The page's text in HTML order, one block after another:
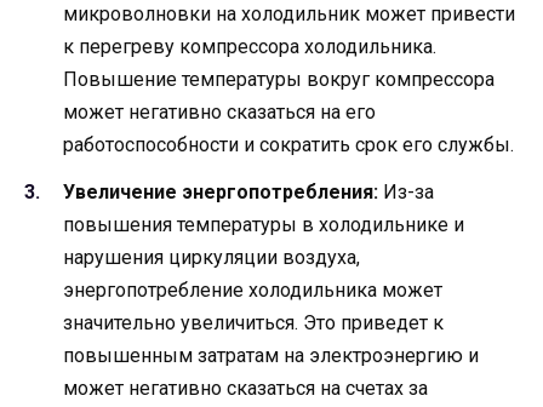
микроволновки на холодильник может привести
к перегреву компрессора холодильника.
Повышение температуры вокруг компрессора
может негативно сказаться на его
работоспособности и сократить срок его службы.
Увеличение энергопотребления: Из-за
повышения температуры в холодильнике и
нарушения циркуляции воздуха,
энергопотребление холодильника может
значительно увеличиться. Это приведет к
повышенным затратам на электроэнергию и
может негативно сказаться на счетах за